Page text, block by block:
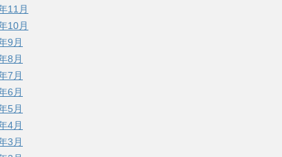
11月
10月
9月
8月
7月
6月
5月
4月
3月